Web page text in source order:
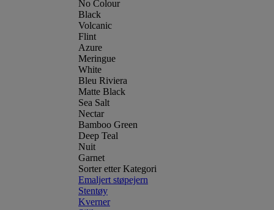
No Colour
Black
Volcanic
Flint
Azure
Meringue
White
Bleu Riviera
Matte Black
Sea Salt
Nectar
Bamboo Green
Deep Teal
Nuit
Garnet
Sorter etter Kategori
Emaljert støpejern
Stentøy
Kverner